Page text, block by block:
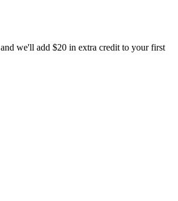
and we'll add $20 in extra credit to your first